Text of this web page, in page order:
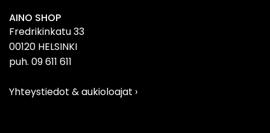
AINO SHOP
Fredrikinkatu 33
00120 HELSINKI
puh. 09 611 611
Yhteystiedot & aukioloajat ›